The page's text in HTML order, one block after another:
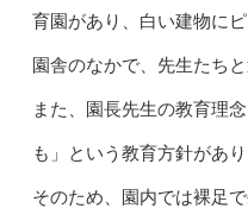
育園があり、白い建物に
園舎のなかで、先生たち
また、園長先生の教育理
も」という教育方針があり
そのため、園内では裸足